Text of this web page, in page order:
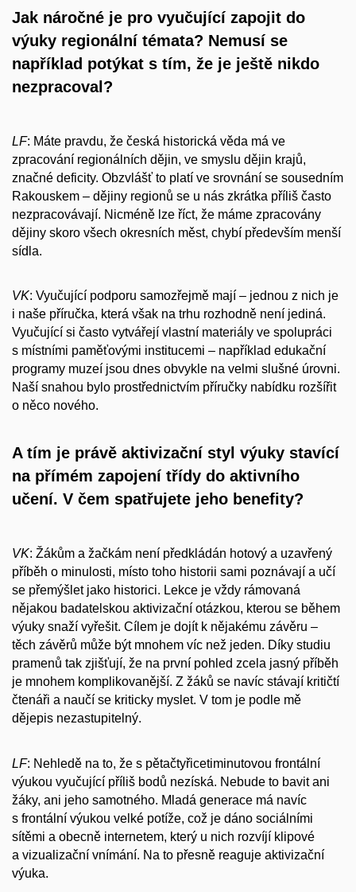
Jak náročné je pro vyučující zapojit do
výuky regionální témata? Nemusí se
například potýkat s tím, že je ještě nikdo
nezpracoval?
LF: Máte pravdu, že česká historická věda má ve
zpracování regionálních dějin, ve smyslu dějin krajů,
značné deficity. Obzvlášť to platí ve srovnání se sousedním
Rakouskem – dějiny regionů se u nás zkrátka příliš často
nezpracovávají. Nicméně lze říct, že máme zpracovány
dějiny skoro všech okresních měst, chybí především menší
sídla.
VK: Vyučující podporu samozřejmě mají – jednou z nich je
i naše příručka, která však na trhu rozhodně není jediná.
Vyučující si často vytvářejí vlastní materiály ve spolupráci
s místními paměťovými institucemi – například edukační
programy muzeí jsou dnes obvykle na velmi slušné úrovni.
Naší snahou bylo prostřednictvím příručky nabídku rozšířit
o něco nového.
A tím je právě aktivizační styl výuky stavící
na přímém zapojení třídy do aktivního
učení. V čem spatřujete jeho benefity?
VK: Žákům a žačkám není předkládán hotový a uzavřený
příběh o minulosti, místo toho historii sami poznávají a učí
se přemýšlet jako historici. Lekce je vždy rámovaná
nějakou badatelskou aktivizační otázkou, kterou se během
výuky snaží vyřešit. Cílem je dojít k nějakému závěru –
těch závěrů může být mnohem víc než jeden. Díky studiu
pramenů tak zjišťují, že na první pohled zcela jasný příběh
je mnohem komplikovanější. Z žáků se navíc stávají kritičtí
čtenáři a naučí se kriticky myslet. V tom je podle mě
dějepis nezastupitelný.
LF: Nehledě na to, že s pětačtyřicetiminutovou frontální
výukou vyučující příliš bodů nezíská. Nebude to bavit ani
žáky, ani jeho samotného. Mladá generace má navíc
s frontální výukou velké potíže, což je dáno sociálními
sítěmi a obecně internetem, který u nich rozvíjí klipové
a vizualizační vnímání. Na to přesně reaguje aktivizační
výuka.